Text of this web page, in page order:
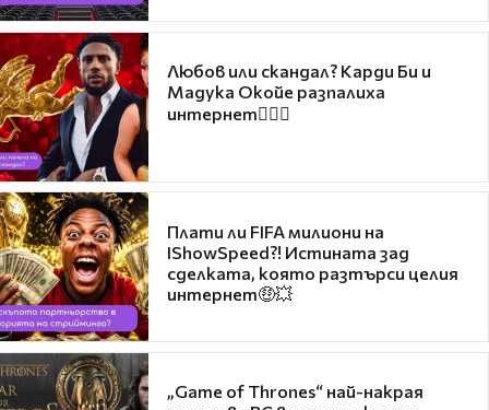
Любов или скандал? Карди Би и
Мадука Окойе разпалиха
интернет❤️‍🔥🔥
Плати ли FIFA милиони на
IShowSpeed?! Истината зад
сделката, която разтърси целия
интернет🤑💥
„Game of Thrones“ най-накрая